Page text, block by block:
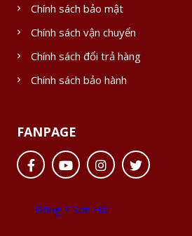
Chính sách bảo mật
Chính sách vận chuyển
Chính sách đổi trả hàng
Chính sách bảo hành
FANPAGE
Đông Y Sơn Hà